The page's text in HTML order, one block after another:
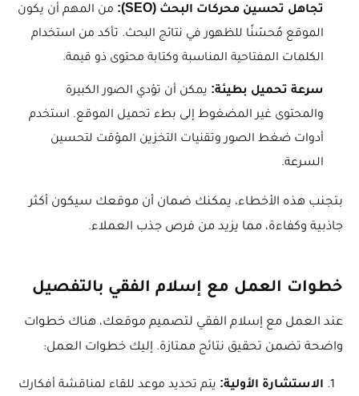
تجاهل تحسين محركات البحث (SEO):
من المهم أن يكون
الموقع مُحسّنًا للظهور في نتائج البحث. تأكد من استخدام
الكلمات المفتاحية المناسبة وكتابة محتوى ذو قيمة.
سرعة تحميل بطيئة: يمكن أن تؤدي الصور الكبيرة
والمحتوى غير المضغوط إلى بطء تحميل الموقع. استخدم
أدوات ضغط الصور وتقنيات التخزين المؤقت لتحسين
السرعة.
بتجنب هذه الأخطاء، يمكنك ضمان أن موقعك سيكون أكثر
جاذبية وكفاءة، مما يزيد من فرص جذب العملاء.
خطوات العمل مع إسلام الفقي بالتفصيل
عند العمل مع إسلام الفقي لتصميم موقعك، هناك خطوات
واضحة تضمن تحقيق نتائج ممتازة. إليك خطوات العمل:
الاستشارة الأولية: يتم تحديد موعد للقاء لمناقشة أفكارك